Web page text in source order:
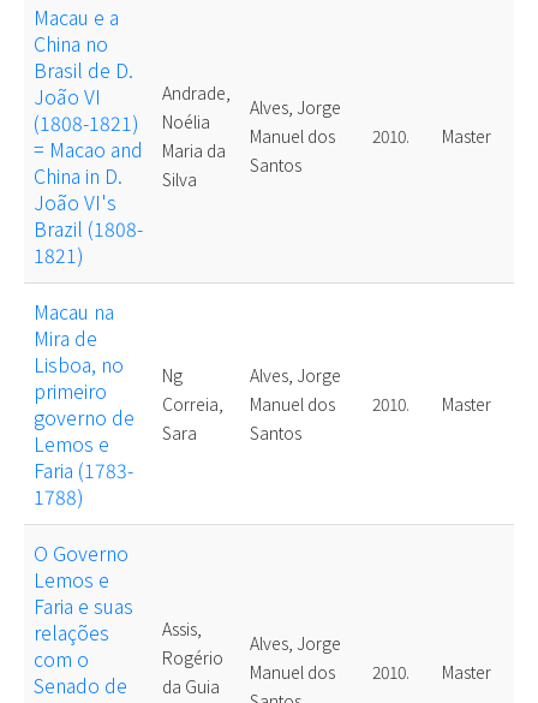
Macau e a
China no
Brasil de D.
João VI
(1808-1821)
= Macao and
China in D.
João VI's
Brazil (1808-
1821)
Andrade,
Noélia
Maria da
Silva
Alves, Jorge
Manuel dos
Santos
2010. Master
Macau na
Mira de
Lisboa, no
primeiro
governo de
Lemos e
Faria (1783-
1788)
Ng
Correia,
Sara
Alves, Jorge
Manuel dos
Santos
2010. Master
O Governo
Lemos e
Faria e suas
relações
com o
Senado de
Assis,
Rogério
da Guia
Alves, Jorge
Manuel dos
2010. Master